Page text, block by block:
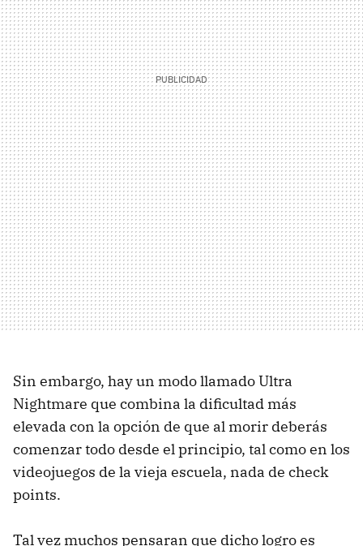
Sin embargo, hay un modo llamado Ultra
Nightmare que combina la dificultad más
elevada con la opción de que al morir deberás
comenzar todo desde el principio, tal como en los
videojuegos de la vieja escuela, nada de check
points.
Tal vez muchos pensaran que dicho logro es